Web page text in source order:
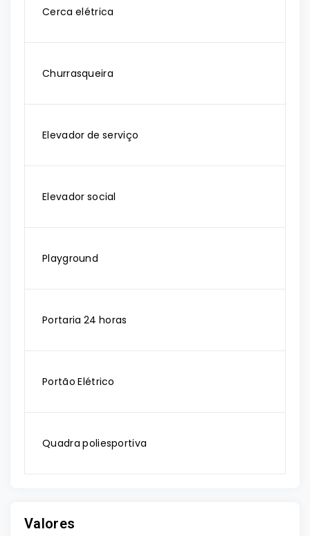
Cerca elétrica
Churrasqueira
Elevador de serviço
Elevador social
Playground
Portaria 24 horas
Portão Elétrico
Quadra poliesportiva
Valores